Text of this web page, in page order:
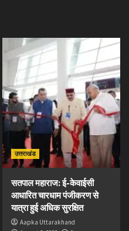
उत्तराखंड
सतपाल महाराज: ई-केवाईसी
आधारित चारधाम पंजीकरण से
यात्रा हुई अधिक सुरक्षित
Aapka Uttarakhand